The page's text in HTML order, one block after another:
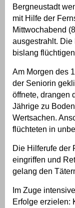
Bergneustadt
mit Hilfe der
Mittwochabend
ausgestrahlt.
bislang
Am Morgen des
der Seniorin
öffnete, drangen
Jährige zu
Wertsachen.
flüchteten in
Die Hilferufe der
eingriffen und
gelang den
Im Zuge
Erfolge erzielen: